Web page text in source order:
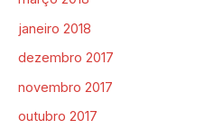
janeiro 2018
dezembro 2017
novembro 2017
outubro 2017